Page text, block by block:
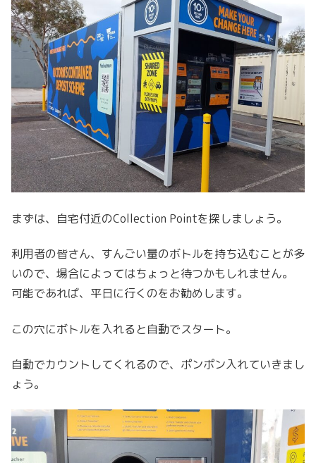
まずは、自宅付近のCollection Pointを探しましょう。
利用者の皆さん、すんごい量のボトルを持ち込むことが多
いので、場合によってはちょっと待つかもしれません。
可能であれば、平日に行くのをお勧めします。
この穴にボトルを入れると自動でスタート。
自動でカウントしてくれるので、ポンポン入れていきまし
ょう。